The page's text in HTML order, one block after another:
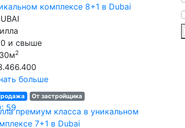
комплексе 8+1 в Dubai
и свыше
2
больше
От застройщика
59премиум класса в уникальном
7+1 в Dubai